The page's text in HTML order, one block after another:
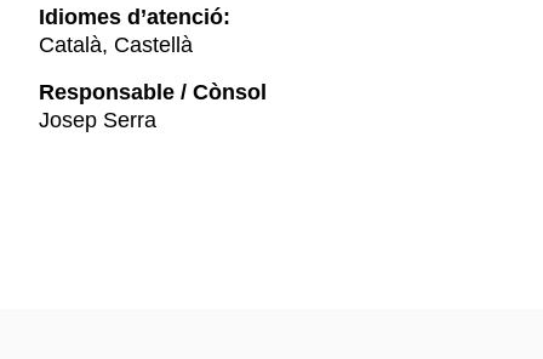
Idiomes d’atenció:
Català, Castellà
Responsable / Cònsol
Josep Serra